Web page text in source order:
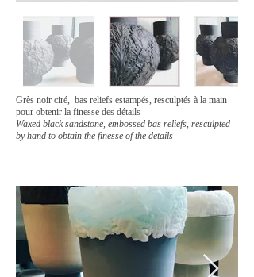
Grès noir ciré, bas reliefs estampés, resculptés à la main
pour obtenir la finesse des détails
Waxed black sandstone, embossed bas reliefs, resculpted
by hand to obtain the finesse of the details